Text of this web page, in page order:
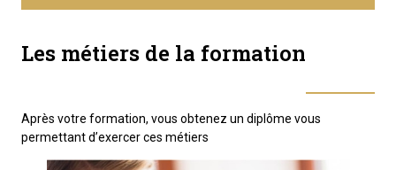
Les métiers de la formation
Après votre formation, vous obtenez un diplôme vous
permettant d’exercer ces métiers